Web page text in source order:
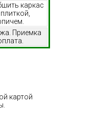
каркас
Приемка
картой